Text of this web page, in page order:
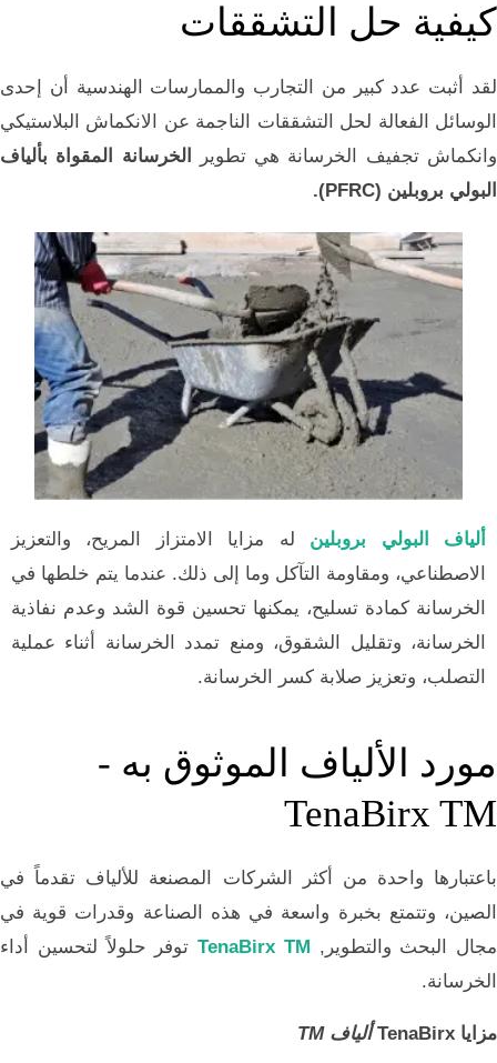
كيفية حل التشققات
لقد أثبت عدد كبير من التجارب والممارسات الهندسية أن إحدى
الوسائل الفعالة لحل التشققات الناجمة عن الانكماش البلاستيكي
وانكماش تجفيف الخرسانة هي تطوير
الخرسانة المقواة بألياف
البولي بروبلين (PFRC).
ألياف البولي بروبلين له مزايا الامتزاز المريح، والتعزيز
الاصطناعي، ومقاومة التآكل وما إلى ذلك. عندما يتم خلطها في
الخرسانة كمادة تسليح، يمكنها تحسين قوة الشد وعدم نفاذية
الخرسانة، وتقليل الشقوق، ومنع تمدد الخرسانة أثناء عملية
التصلب، وتعزيز صلابة كسر الخرسانة.
مورد الألياف الموثوق به -
TenaBirx TM
باعتبارها واحدة من أكثر الشركات المصنعة للألياف تقدماً في
الصين، وتتمتع بخبرة واسعة في هذه الصناعة وقدرات قوية في
مجال البحث والتطوير, TenaBirx TM توفر حلولاً لتحسين أداء
الخرسانة.
مزايا TenaBirx ألياف TM